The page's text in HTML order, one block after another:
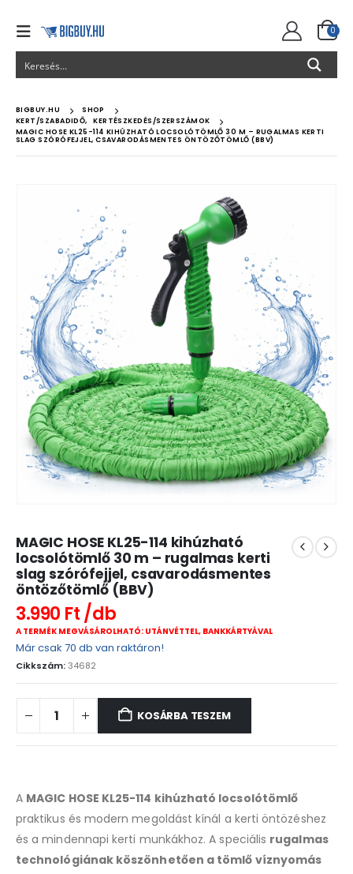
0
BIGBUY.HU
SHOP
KERT/SZABADIDŐ,
KERTÉSZKEDÉS/SZERSZÁMOK
MAGIC HOSE KL25-114 KIHÚZHATÓ LOCSOLÓTÖMLŐ 30 M – RUGALMAS KERTI
SLAG SZÓRÓFEJJEL, CSAVARODÁSMENTES ÖNTÖZŐTÖMLŐ (BBV)
MAGIC HOSE KL25-114 kihúzható
locsolótömlő 30 m – rugalmas kerti
slag szórófejjel, csavarodásmentes
öntözőtömlő (BBV)
3.990 Ft
A TERMÉK MEGVÁSÁROLHATÓ: UTÁNVÉTTEL, BANKKÁRTYÁVAL
Már csak 70 db van raktáron!
Cikkszám:34682
KOSÁRBA TESZEM
A MAGIC HOSE KL25-114 kihúzható locsolótömlő
praktikus és modern megoldást kínál a kerti öntözéshez
és a mindennapi kerti munkákhoz. A speciális rugalmas
technológiának köszönhetően a tömlő víznyomás